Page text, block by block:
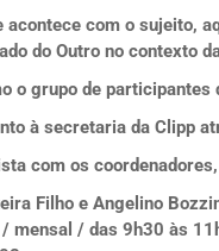
com o sujeito,
do Outro no contexto
grupo de
à secretaria da Clipp
com os
Filho e Angelino
/ mensal / das 9h30 às